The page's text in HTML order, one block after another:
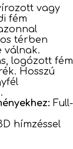
vagy
fém
térben
válnak.
logózott fém
Hosszú
Full-
hímzéssel